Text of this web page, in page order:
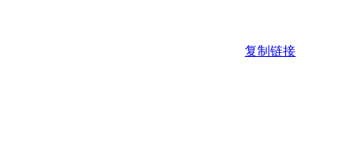
复制链接